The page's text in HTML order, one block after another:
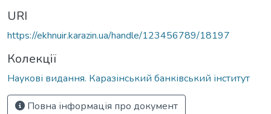
URI
https://ekhnuir.karazin.ua/handle/123456789/18197
Колекції
Наукові видання. Каразінський банківський інститут
Повна інформація про документ